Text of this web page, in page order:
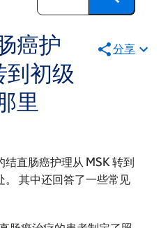
癌护
到初级
里
分享
直肠癌护理从 MSK 转到
。 其中还回答了一些常见